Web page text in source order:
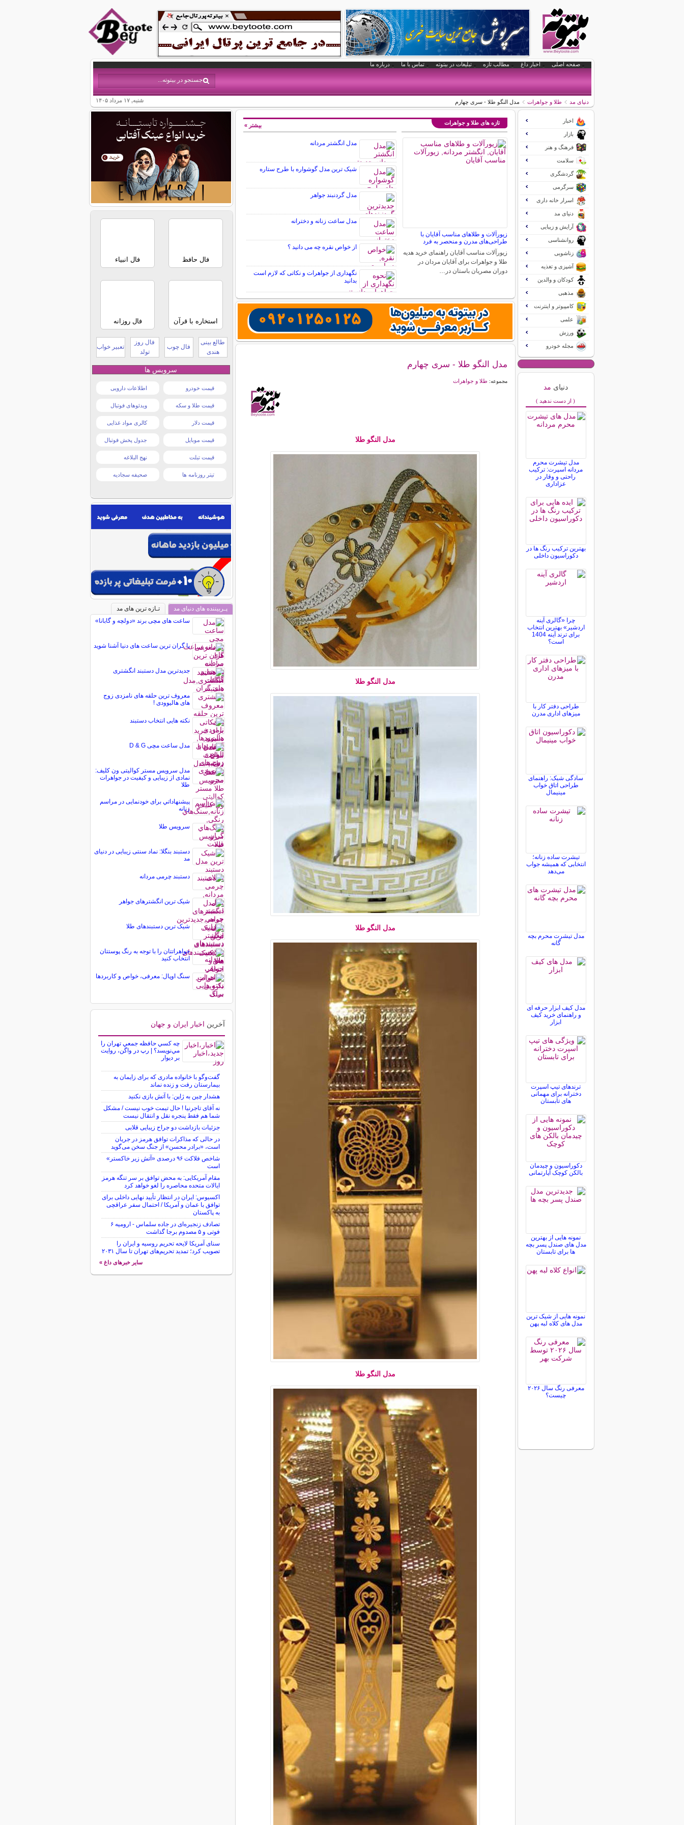
صفحه اصلی اخبار داغ مطالب تازه تبلیغات در بیتوته تماس با ما درباره ما
شنبه, ۱۷ مرداد ۱۴۰۵ دنیای مد طلا و جواهرات مدل النگو طلا - سری چهارم
تازه های طلا و جواهرات
زیورآلات و طلاهای مناسب آقایان با
طراحی‌های مدرن و منحصر به فرد
زیورآلات مناسب آقایان راهنمای خرید هدیه
طلا و جواهرات برای آقایان مردان در
دوران مصریان باستان در…
مدل انگشتر مردانه
شیک ترین مدل گوشواره با طرح ستاره
مدل گردنبند جواهر
مدل ساعت زنانه و دخترانه
از خواص نقره چه می دانید ؟
نگهداری از جواهرات و نکاتی که لازم است
بدانید
بیشتر »
مدل النگو طلا - سری چهارم
مجموعه: طلا و جواهرات
مدل النگو طلا
مدل النگو طلا
مدل النگو طلا
مدل النگو طلا
اخبار
بازار
فرهنگ و هنر
سلامت
گردشگری
سرگرمی
اسرار خانه داری
دنیای مد
آرایش و زیبایی
روانشناسی
زناشویی
آشپزی و تغذیه
کودکان و والدین
مذهبی
کامپیوتر و اینترنت
علمی
ورزش
مجله خودرو
دنیای مد
( از دست ندهید )
مدل تیشرت محرم
مردانه اسپرت: ترکیب
راحتی و وقار در
عزاداری
بهترین ترکیب رنگ ها در
دکوراسیون داخلی
چرا «گالری آینه
اردشیر» بهترین انتخاب
برای ترند آینه 1404
است؟
طراحی دفتر کار با
میزهای اداری مدرن
سادگی شیک: راهنمای
طراحی اتاق خواب
مینیمال
تیشرت ساده زنانه؛
انتخابی که همیشه جواب
می‌دهد
مدل تیشرت محرم بچه
گانه
مدل کیف ابزار حرفه ای
و راهنمای خرید کیف
ابزار
ترندهای تیپ اسپرت
دخترانه برای مهمانی
های تابستان
دکوراسیون و چیدمان
بالکن کوچک آپارتمانی
نمونه هایی از بهترین
مدل های صندل پسر بچه
ها برای تابستان
نمونه هایی از شیک ترین
مدل های کلاه لبه پهن
معرفی رنگ سال ۲۰۲۶
چیست؟
فال حافظ فال انبیاء
استخاره با قرآن فال روزانه
طالع بینی
هندی
فال چوب
فال روز
تولد
تعبیر خواب
سرویس ها
قیمت خودرو اطلاعات دارویی
قیمت طلا و سکه ویدئوهای فوتبال
قیمت دلار کالری مواد غذایی
قیمت موبایل جدول پخش فوتبال
قیمت تبلت نهج البلاغه
تیتر روزنامه ها صحیفه سجادیه
پـربیننده های دنیای مد
تـازه ترین های مد
ساعت های مچی برند «دولچه و گابانا»
با گران‌ ترین ساعت‌ های دنیا آشنا شوید
جدیدترین مدل دستبند انگشتری
معروف ترین حلقه های نامزدی زوج
های هالیوودی !
نکته هایی انتخاب دستبند
مدل ساعت مچی D & G
مدل سرویس مستر کوالیتی ون کلیف:
نمادی از زیبایی و کیفیت در جواهرات
طلا
پيشنهاداتي برای خودنمایی در مراسم
زنانه
سرویس طلا
دستبند بنگلا: نماد سنتی زیبایی در دنیای
مد
دستبند چرمی مردانه
شیک ترین انگشترهای جواهر
شیک ترین دستبندهای طلا
جواهراتتان را با توجه به رنگ پوستتان
انتخاب کنید
سنگ اوپال: معرفی، خواص و کاربردها
آخرین اخبار ایران و جهان
چه كسي حافظه جمعي تهران را
مي‌نويسد؟ | رپ در واگن، روايت
بر ديوار
گفت‌وگو با خانواده مادری که برای زایمان به
بیمارستان رفت و زنده نماند
هشدار چین به ژاپن: با آتش بازی نکنید
نه آقای تاجرنیا ! حال تیمت خوب نیست / مشکل
شما هم فقط پنجره نقل و انتقال نیست
جزئیات بازداشت دو جراح زیبایی قلابی
در حالی که مذاکرات توافق هرمز در جریان
است، «برادر محسن» از جنگ سخن می‌گوید
شاخص فلاکت ۹۶ درصدی «آتش زیر خاکستر»
است
مقام آمریکایی: به محض توافق بر سر تنگه هرمز
ایالات متحده محاصره را لغو خواهد کرد
اکسیوس: ایران در انتظار تأیید نهایی داخلی برای
توافق با عمان و آمریکا / احتمال سفر عراقچی
به پاکستان
تصادف زنجیره‌ای در جاده سلماس - ارومیه ۶
فوتی و ۵ مصدوم برجا گذاشت
سنای آمریکا لایحه تحریم روسیه و ایران را
تصویب کرد؛ تمدید تحریم‌های تهران تا سال ۲۰۳۱
سایر خبرهای داغ »